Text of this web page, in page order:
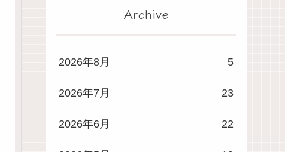
Archive
2026年8月 5
2026年7月 23
2026年6月 22